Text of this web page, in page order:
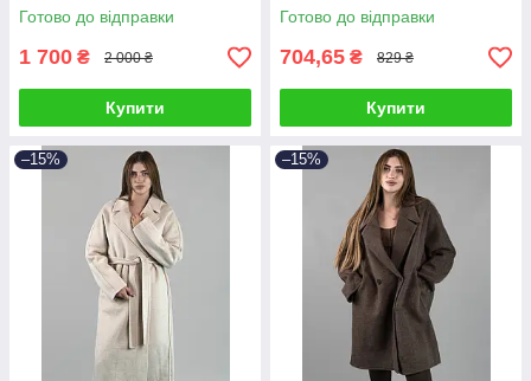
Готово до відправки
1 700 ₴ 2 000 ₴
Купити
Готово до відправки
704,65 ₴ 829 ₴
Купити
–15% –15%